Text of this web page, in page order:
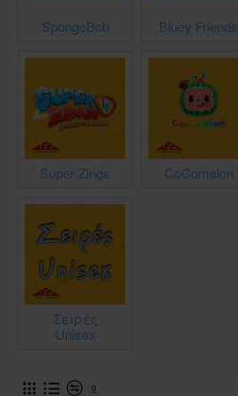
SpongeBob Bluey Friends
Super Zings CoComelon
Σειρές
Unisex
0